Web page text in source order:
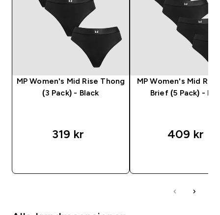
MP Women's Mid Rise Thong
(3 Pack) - Black
319 kr‎
MP Women's Mid
Brief (5 Pack) -
409 kr‎